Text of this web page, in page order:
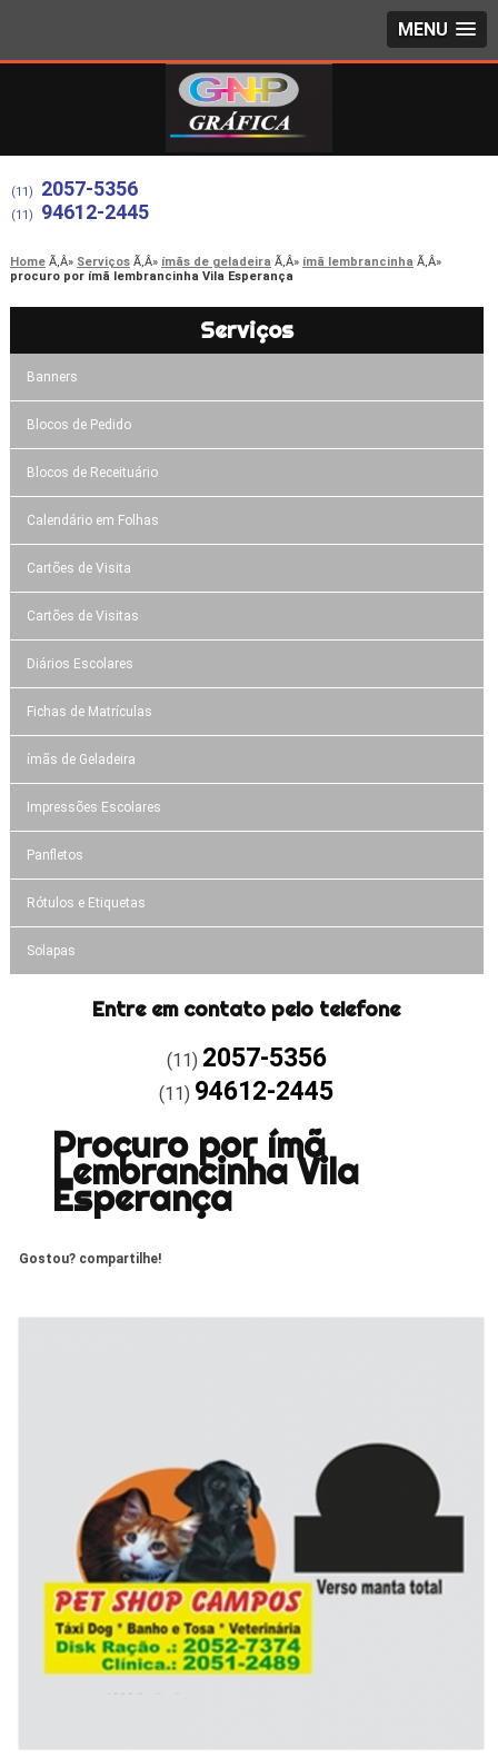
MENU
(11) 2057-5356
(11) 94612-2445
Home Serviços ímãs de geladeira
ímã lembrancinha
procuro por ímã lembrancinha Vila Esperança
Serviços
Banners
Blocos de Pedido
Blocos de Receituário
Calendário em Folhas
Cartões de Visita
Cartões de Visitas
Diários Escolares
Fichas de Matrículas
ímãs de Geladeira
Impressões Escolares
Panfletos
Rótulos e Etiquetas
Solapas
Entre em contato pelo telefone
(11) 2057-5356
(11) 94612-2445
Procuro por ímã
Lembrancinha Vila
Esperança
Gostou? compartilhe!